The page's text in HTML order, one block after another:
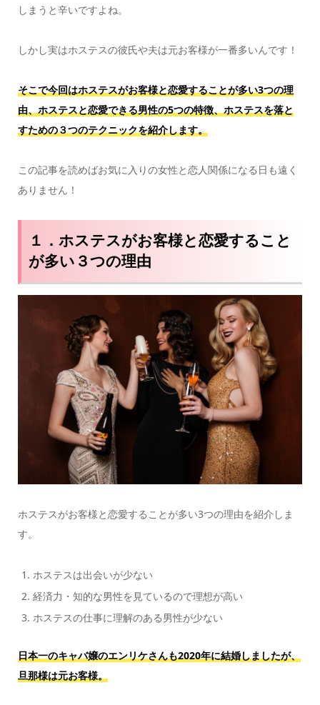
しまうと辛いですよね。
しかし実はホステスの彼氏や夫は元お客様が一番多いんです！
そこで今回はホステスがお客様と恋愛することが多い3つの理
由、ホステスと恋愛できる男性の5つの特徴、ホステスを落と
すための３つのテクニックを紹介します。
この記事を読めばお気に入りの女性と恋人関係になる日も遠く
ありません！
１．ホステスがお客様と恋愛すること
が多い３つの理由
ホステスがお客様と恋愛することが多い3つの理由を紹介しま
す。
ホステスは出会いが少ない
経済力・知的な男性を見ているので理想が高い
ホステスの仕事に理解のある男性が少ない
日本一のキャバ嬢のエンリケさんも2020年に結婚しましたが、
旦那様は元お客様。